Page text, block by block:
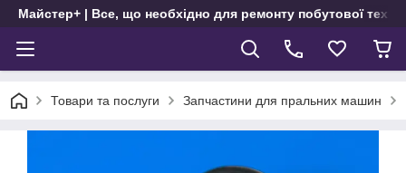
Майстер+ | Все, що необхідно для ремонту побутової
Товари та послуги Запчастини для пральних машин